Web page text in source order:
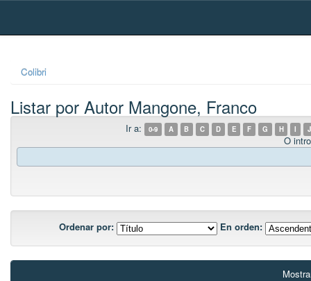
Skip
Colibri
Listar por Autor Mangone, Franco
Ir a: 0-9 A B C D E F G H I J
O
Ordenar por: En orden: